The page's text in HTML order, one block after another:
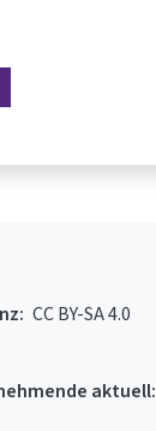
aktuell:
CC BY-SA 4.0